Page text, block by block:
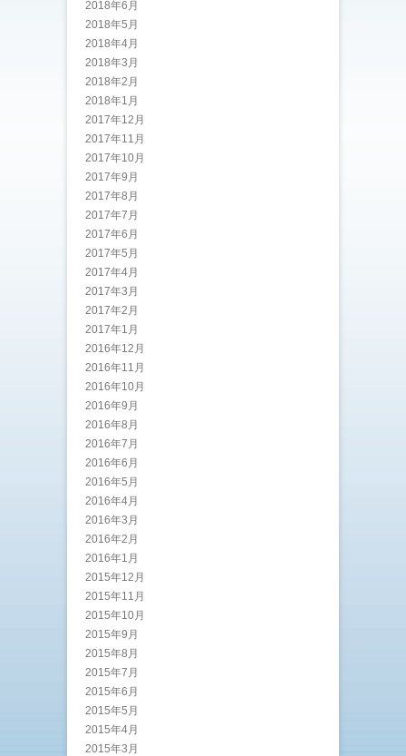
2018年6月
2018年5月
2018年4月
2018年3月
2018年2月
2018年1月
2017年12月
2017年11月
2017年10月
2017年9月
2017年8月
2017年7月
2017年6月
2017年5月
2017年4月
2017年3月
2017年2月
2017年1月
2016年12月
2016年11月
2016年10月
2016年9月
2016年8月
2016年7月
2016年6月
2016年5月
2016年4月
2016年3月
2016年2月
2016年1月
2015年12月
2015年11月
2015年10月
2015年9月
2015年8月
2015年7月
2015年6月
2015年5月
2015年4月
2015年3月